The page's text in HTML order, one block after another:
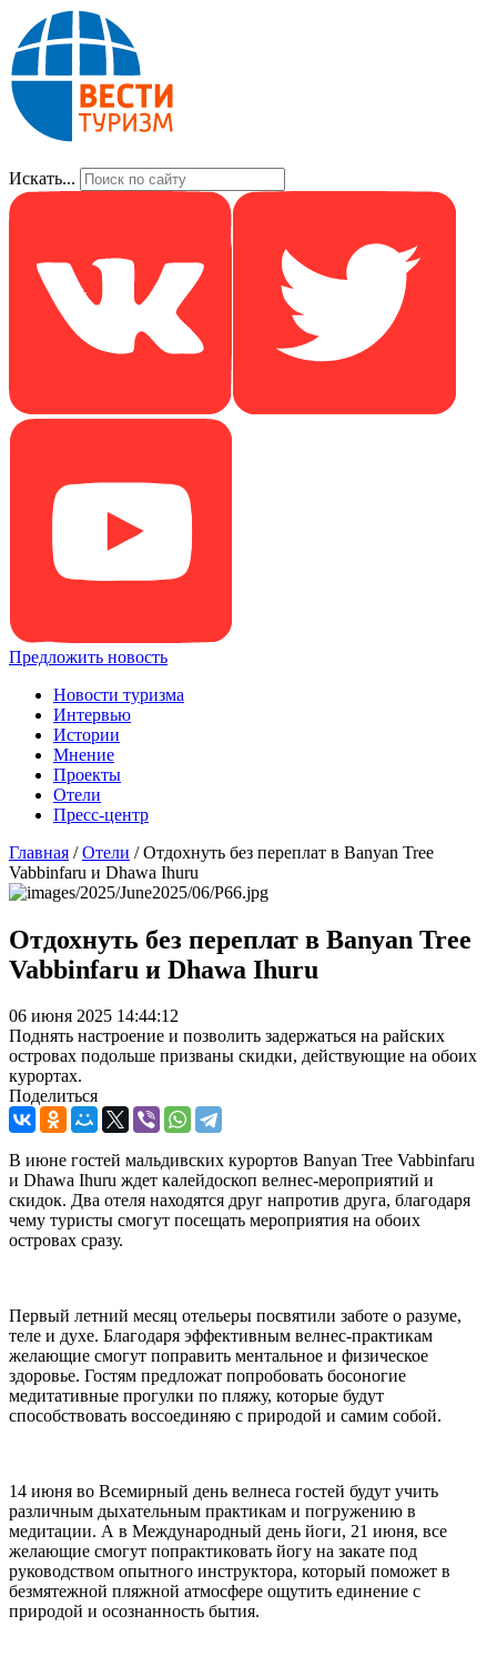
Искать...
Предложить новость
Новости туризма
Интервью
Истории
Мнение
Проекты
Отели
Пресс-центр
Главная /Отели /Отдохнуть без переплат в Banyan Tree
Vabbinfaru и Dhawa Ihuru
Отдохнуть без переплат в Banyan Tree
Vabbinfaru и Dhawa Ihuru
06 июня 2025 14:44:12
Поднять настроение и позволить задержаться на райских
островах подольше призваны скидки, действующие на обоих
курортах.
Поделиться
В июне гостей мальдивских курортов Banyan Tree Vabbinfaru
и Dhawa Ihuru ждет калейдоскоп велнес-мероприятий и
скидок. Два отеля находятся друг напротив друга, благодаря
чему туристы смогут посещать мероприятия на обоих
островах сразу.
Первый летний месяц отельеры посвятили заботе о разуме,
теле и духе. Благодаря эффективным велнес-практикам
желающие смогут поправить ментальное и физическое
здоровье. Гостям предложат попробовать босоногие
медитативные прогулки по пляжу, которые будут
способствовать воссоединяю с природой и самим собой.
14 июня во Всемирный день велнеса гостей будут учить
различным дыхательным практикам и погружению в
медитации. А в Международный день йоги, 21 июня, все
желающие смогут попрактиковать йогу на закате под
руководством опытного инструктора, который поможет в
безмятежной пляжной атмосфере ощутить единение с
природой и осознанность бытия.